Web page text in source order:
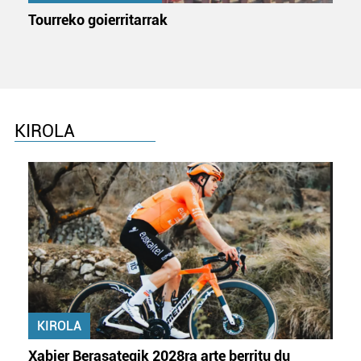
Tourreko goierritarrak
KIROLA
KIROLA
Xabier Berasategik 2028ra arte berritu du